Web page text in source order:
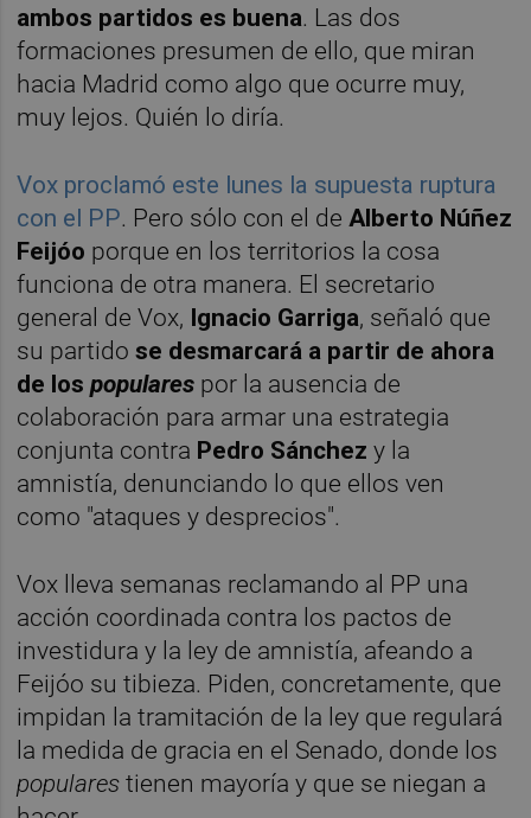
ambos partidos es buena. Las dos
formaciones presumen de ello, que miran
hacia Madrid como algo que ocurre muy,
muy lejos. Quién lo diría.
Vox proclamó este lunes la supuesta ruptura
con el PP. Pero sólo con el de Alberto Núñez
Feijóo porque en los territorios la cosa
funciona de otra manera. El secretario
general de Vox, Ignacio Garriga, señaló que
su partidose desmarcará a partir de ahora
de lospopulares por la ausencia de
colaboración para armar una estrategia
conjunta contra Pedro Sánchez y la
amnistía, denunciando lo que ellos ven
como "ataques y desprecios".
Vox lleva semanas reclamando al PP una
acción coordinada contra los pactos de
investidura y la ley de amnistía, afeando a
Feijóo su tibieza. Piden, concretamente, que
impidan la tramitación de la ley que regulará
la medida de gracia en el Senado, donde los
populares tienen mayoría y que se niegan a